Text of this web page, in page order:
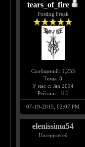
tears_of_fire
Posting Freak
Сообщений: 1,255
Темы: 8
У нас с: Jan 2014
Рейтинг: 115
07-19-2015, 02:07 PM
elenissima54
Unregistered